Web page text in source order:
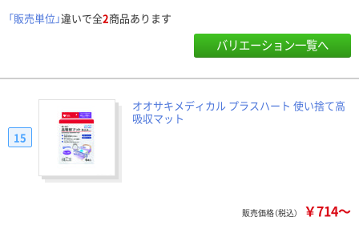
「販売単位」違いで全2商品あります
バリエーション一覧へ
オオサキメディカル プラスハート 使い捨て高
吸収マット
15
販売価格（税込） ￥714～